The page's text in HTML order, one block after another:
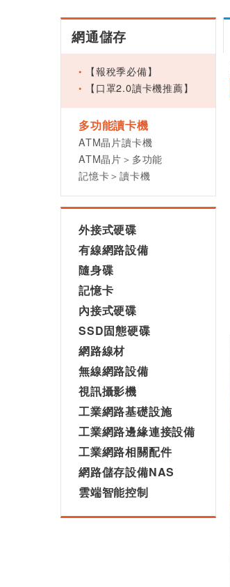
網通儲存
【報稅季必備】
【口罩2.0讀卡機推薦】
多功能讀卡機
ATM晶片讀卡機
ATM晶片＞多功能
記憶卡＞讀卡機
外接式硬碟
有線網路設備
隨身碟
記憶卡
內接式硬碟
SSD固態硬碟
網路線材
無線網路設備
視訊攝影機
工業網路基礎設施
工業網路邊緣連接設備
工業網路相關配件
網路儲存設備NAS
雲端智能控制